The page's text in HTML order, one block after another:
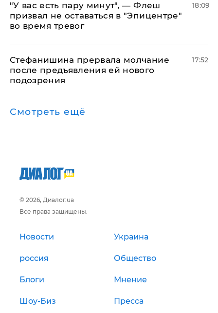
​"У вас есть пару минут", — Флеш
призвал не оставаться в "Эпицентре"
во время тревог
18:09
Стефанишина прервала молчание
после предъявления ей нового
подозрения
17:52
Смотреть ещё
© 2026, Диалог.ua
Все права защищены.
Новости Украина
россия Общество
Блоги Мнение
Шоу-Биз Пресса